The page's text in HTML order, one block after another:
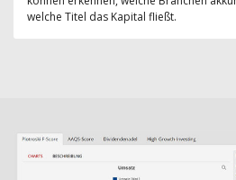
welche Titel das Kapital fließt.